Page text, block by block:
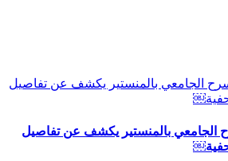
الجامعي بالمنستير يكشف عن تفاصيل